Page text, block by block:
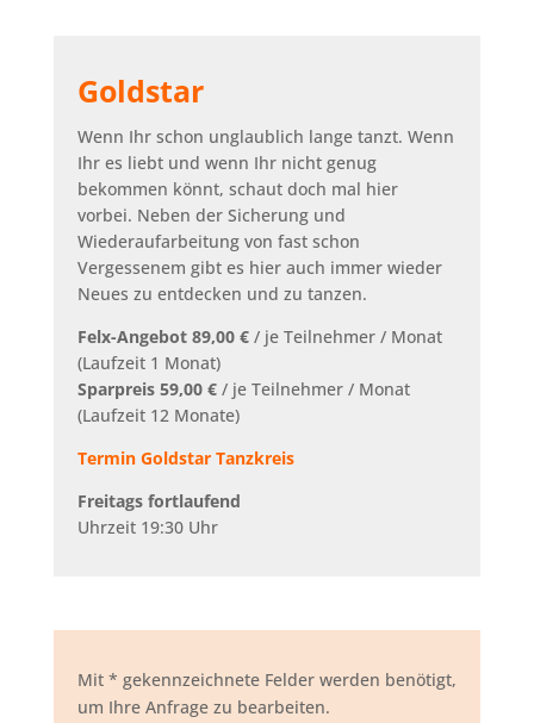
Goldstar
Wenn Ihr schon unglaublich lange tanzt. Wenn
Ihr es liebt und wenn Ihr nicht genug
bekommen könnt, schaut doch mal hier
vorbei. Neben der Sicherung und
Wiederaufarbeitung von fast schon
Vergessenem gibt es hier auch immer wieder
Neues zu entdecken und zu tanzen.
Felx-Angebot 89,00 €/ je Teilnehmer / Monat
(Laufzeit 1 Monat)
Sparpreis 59,00 €/ je Teilnehmer / Monat
(Laufzeit 12 Monate)
Termin Goldstar Tanzkreis
Freitags fortlaufend
Uhrzeit 19:30 Uhr
Mit * gekennzeichnete Felder werden benötigt,
um Ihre Anfrage zu bearbeiten.